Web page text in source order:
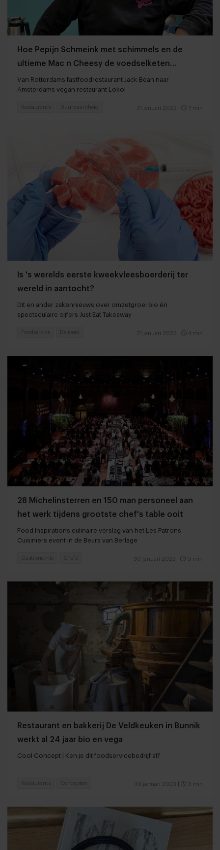
Hoe Pepijn Schmeink met schimmels en de
ultieme Mac n Cheesy de voedselketen
verandert
Van Rotterdams fastfoodrestaurant Jack Bean naar
Amsterdams vegan restaurant Lokol
31 januari 2023 7 min
Restaurants Duurzaamheid
Is 's werelds eerste kweekvleesboerderij ter
wereld in aantocht?
Dit en ander zakennieuws over omzetgroei bio én
spectaculaire cijfers Just Eat Takeaway
31 januari 2023 4 min
Foodservice Delivery
28 Michelinsterren en 150 man personeel aan
het werk tijdens grootste chef's table ooit
Food Inspirations culinaire verslag van het Les Patrons
Cuisiniers event in de Beurs van Berlage
30 januari 2023 9 min
Gastronomie Chefs
Restaurant en bakkerij De Veldkeuken in Bunnik
werkt al 24 jaar bio en vega
Cool Concept | Ken je dit foodservicebedrijf al?
30 januari 2023 3 min
Restaurants Concepten